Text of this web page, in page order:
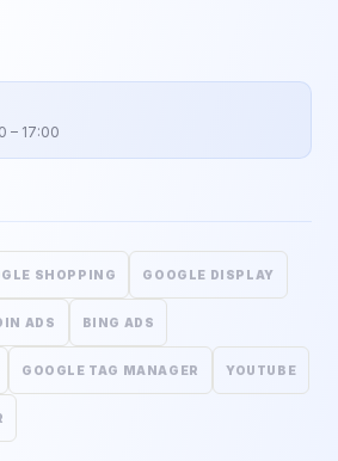
– 17:00
SHOPPING GOOGLE DISPLAY
ADS BING ADS
GOOGLE TAG MANAGER YOUTUBE